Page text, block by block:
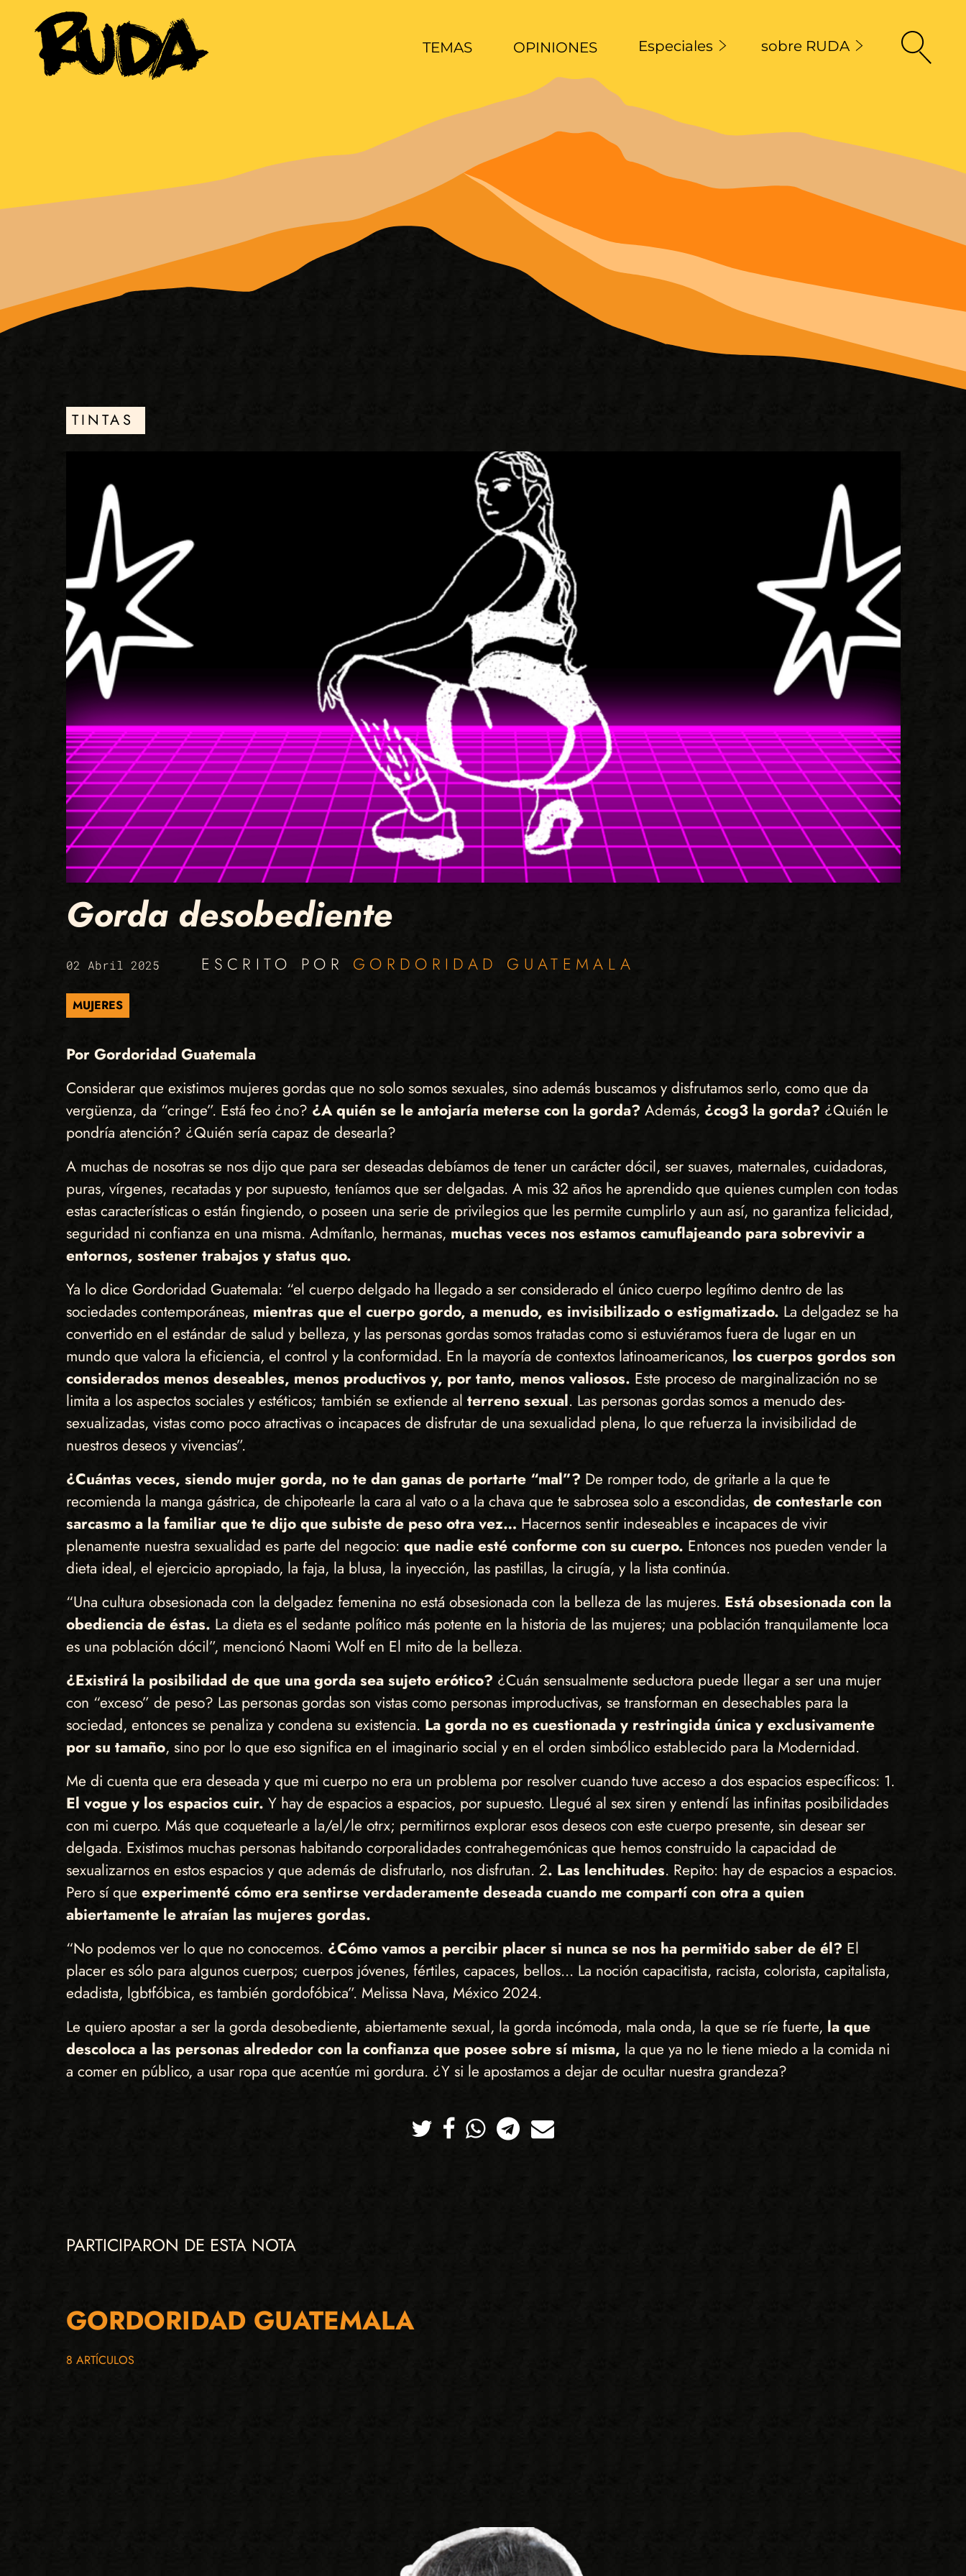
TEMAS OPINIONES Especiales sobre RUDA
TINTAS
Gorda desobediente
02 Abril 2025 ESCRITO POR GORDORIDAD GUATEMALA
MUJERES
Por Gordoridad Guatemala
Considerar que existimos mujeres gordas que no solo somos sexuales, sino además buscamos y disfrutamos serlo, como que da
vergüenza, da “cringe”. Está feo ¿no? ¿A quién se le antojaría meterse con la gorda? Además, ¿cog3 la gorda? ¿Quién le
pondría atención? ¿Quién sería capaz de desearla?
A muchas de nosotras se nos dijo que para ser deseadas debíamos de tener un carácter dócil, ser suaves, maternales, cuidadoras,
puras, vírgenes, recatadas y por supuesto, teníamos que ser delgadas. A mis 32 años he aprendido que quienes cumplen con todas
estas características o están fingiendo, o poseen una serie de privilegios que les permite cumplirlo y aun así, no garantiza felicidad,
seguridad ni confianza en una misma. Admítanlo, hermanas, muchas veces nos estamos camuflajeando para sobrevivir a
entornos, sostener trabajos y status quo.
Ya lo dice Gordoridad Guatemala: “el cuerpo delgado ha llegado a ser considerado el único cuerpo legítimo dentro de las
sociedades contemporáneas, mientras que el cuerpo gordo, a menudo, es invisibilizado o estigmatizado. La delgadez se ha
convertido en el estándar de salud y belleza, y las personas gordas somos tratadas como si estuviéramos fuera de lugar en un
mundo que valora la eficiencia, el control y la conformidad. En la mayoría de contextos latinoamericanos, los cuerpos gordos son
considerados menos deseables, menos productivos y, por tanto, menos valiosos. Este proceso de marginalización no se
limita a los aspectos sociales y estéticos; también se extiende al terreno sexual. Las personas gordas somos a menudo des-
sexualizadas, vistas como poco atractivas o incapaces de disfrutar de una sexualidad plena, lo que refuerza la invisibilidad de
nuestros deseos y vivencias”.
¿Cuántas veces, siendo mujer gorda, no te dan ganas de portarte “mal”? De romper todo, de gritarle a la que te
recomienda la manga gástrica, de chipotearle la cara al vato o a la chava que te sabrosea solo a escondidas, de contestarle con
sarcasmo a la familiar que te dijo que subiste de peso otra vez… Hacernos sentir indeseables e incapaces de vivir
plenamente nuestra sexualidad es parte del negocio: que nadie esté conforme con su cuerpo. Entonces nos pueden vender la
dieta ideal, el ejercicio apropiado, la faja, la blusa, la inyección, las pastillas, la cirugía, y la lista continúa.
“Una cultura obsesionada con la delgadez femenina no está obsesionada con la belleza de las mujeres. Está obsesionada con la
obediencia de éstas. La dieta es el sedante político más potente en la historia de las mujeres; una población tranquilamente loca
es una población dócil”, mencionó Naomi Wolf en El mito de la belleza.
¿Existirá la posibilidad de que una gorda sea sujeto erótico? ¿Cuán sensualmente seductora puede llegar a ser una mujer
con “exceso” de peso? Las personas gordas son vistas como personas improductivas, se transforman en desechables para la
sociedad, entonces se penaliza y condena su existencia. La gorda no es cuestionada y restringida única y exclusivamente
por su tamaño, sino por lo que eso significa en el imaginario social y en el orden simbólico establecido para la Modernidad.
Me di cuenta que era deseada y que mi cuerpo no era un problema por resolver cuando tuve acceso a dos espacios específicos: 1.
El vogue y los espacios cuir. Y hay de espacios a espacios, por supuesto. Llegué al sex siren y entendí las infinitas posibilidades
con mi cuerpo. Más que coquetearle a la/el/le otrx; permitirnos explorar esos deseos con este cuerpo presente, sin desear ser
delgada. Existimos muchas personas habitando corporalidades contrahegemónicas que hemos construido la capacidad de
sexualizarnos en estos espacios y que además de disfrutarlo, nos disfrutan. 2. Las lenchitudes. Repito: hay de espacios a espacios.
Pero sí que experimenté cómo era sentirse verdaderamente deseada cuando me compartí con otra a quien
abiertamente le atraían las mujeres gordas.
“No podemos ver lo que no conocemos. ¿Cómo vamos a percibir placer si nunca se nos ha permitido saber de él? El
placer es sólo para algunos cuerpos; cuerpos jóvenes, fértiles, capaces, bellos... La noción capacitista, racista, colorista, capitalista,
edadista, lgbtfóbica, es también gordofóbica”. Melissa Nava, México 2024.
Le quiero apostar a ser la gorda desobediente, abiertamente sexual, la gorda incómoda, mala onda, la que se ríe fuerte, la que
descoloca a las personas alrededor con la confianza que posee sobre sí misma, la que ya no le tiene miedo a la comida ni
a comer en público, a usar ropa que acentúe mi gordura. ¿Y si le apostamos a dejar de ocultar nuestra grandeza?
TwitterFacebookWhatsappTelegramCorreo
PARTICIPARON DE ESTA NOTA
GORDORIDAD GUATEMALA
8 ARTÍCULOS